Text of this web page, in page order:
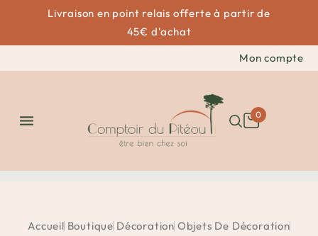
Livraison en point relais offerte à partir de
45€ d'achat
Mon compte
 0
Accueil Boutique Décoration Objets De Décoration